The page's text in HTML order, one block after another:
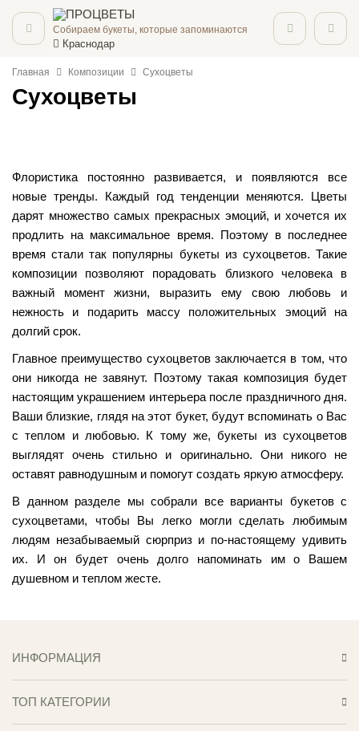
Собираем букеты, которые запоминаются
Краснодар
Главная Композиции Сухоцветы
Сухоцветы
Флористика постоянно развивается, и появляются все
новые тренды. Каждый год тенденции меняются. Цветы
дарят множество самых прекрасных эмоций, и хочется их
продлить на максимальное время. Поэтому в последнее
время стали так популярны букеты из сухоцветов. Такие
композиции позволяют порадовать близкого человека в
важный момент жизни, выразить ему свою любовь и
нежность и подарить массу положительных эмоций на
долгий срок.
Главное преимущество сухоцветов заключается в том, что
они никогда не завянут. Поэтому такая композиция будет
настоящим украшением интерьера после праздничного дня.
Ваши близкие, глядя на этот букет, будут вспоминать о Вас
с теплом и любовью. К тому же, букеты из сухоцветов
выглядят очень стильно и оригинально. Они никого не
оставят равнодушным и помогут создать яркую атмосферу.
В данном разделе мы собрали все варианты букетов с
сухоцветами, чтобы Вы легко могли сделать любимым
людям незабываемый сюрприз и по-настоящему удивить
их. И он будет очень долго напоминать им о Вашем
душевном и теплом жесте.
ИНФОРМАЦИЯ
ТОП КАТЕГОРИИ